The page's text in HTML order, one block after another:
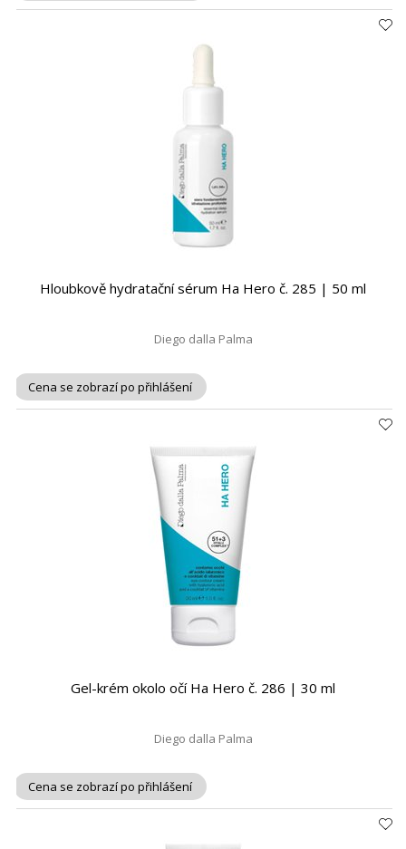
Hloubkově hydratační sérum Ha Hero č. 285 | 50 ml
Diego dalla Palma
Cena se zobrazí po přihlášení
Gel-krém okolo očí Ha Hero č. 286 | 30 ml
Diego dalla Palma
Cena se zobrazí po přihlášení